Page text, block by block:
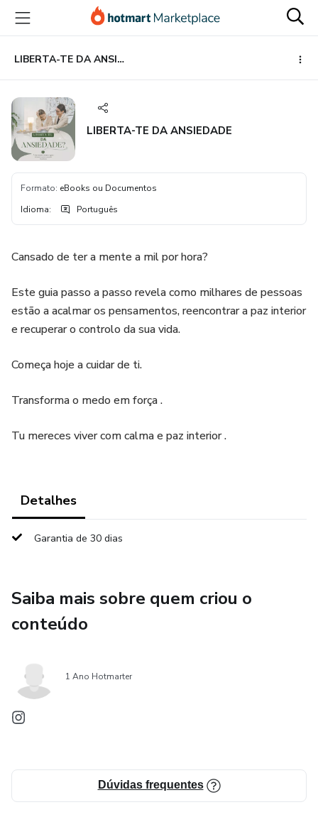
para
conteúdo
principal
para
pagamento
para
rodapé
LIBERTA-TE DA ANSIEDADE
LIBERTA-TE DA ANSIEDADE
Formato: eBooks ou Documentos
Idioma: Português
Cansado de ter a mente a mil por hora?
Este guia passo a passo revela como milhares de pessoas
estão a acalmar os pensamentos, reencontrar a paz interior
e recuperar o controlo da sua vida.
Começa hoje a cuidar de ti.
Transforma o medo em força .
Tu mereces viver com calma e paz interior .
Detalhes
Garantia de 30 dias
Saiba mais sobre quem criou o
conteúdo
1 Ano Hotmarter
Dúvidas frequentes